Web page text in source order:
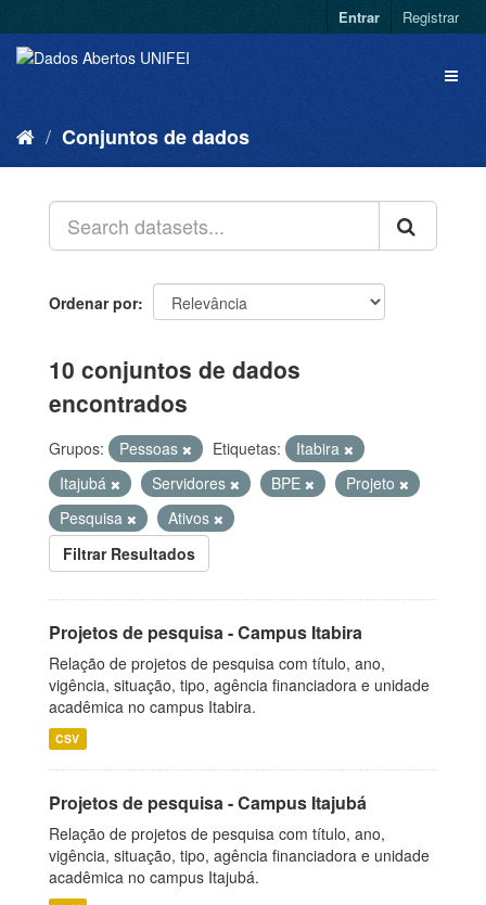
Entrar Registrar
Conjuntos de dados
Ordenar por
10 conjuntos de dados
encontrados
Grupos: Pessoas Etiquetas:
Itabira
Itajubá
Servidores BPE
Projeto
Pesquisa
Ativos
Filtrar Resultados
Projetos de pesquisa - Campus Itabira
Relação de projetos de pesquisa com título, ano,
vigência, situação, tipo, agência financiadora e unidade
acadêmica no campus Itabira.
CSV
Projetos de pesquisa - Campus Itajubá
Relação de projetos de pesquisa com título, ano,
vigência, situação, tipo, agência financiadora e unidade
acadêmica no campus Itajubá.